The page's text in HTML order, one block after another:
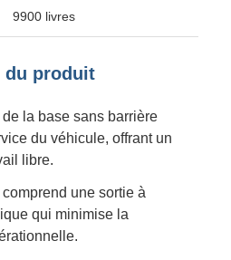
9900 livres
du produit
la base sans barrière
du véhicule, offrant un
libre.
une sortie à
qui minimise la